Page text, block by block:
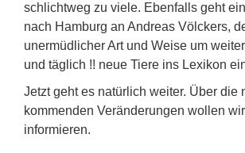
schlichtweg zu viele. Ebenfalls geht
nach Hamburg an Andreas Völckers,
unermüdlicher Art und Weise um
und täglich !! neue Tiere ins Lexikon
Jetzt geht es natürlich weiter. Über die
kommenden Veränderungen wollen
informieren.